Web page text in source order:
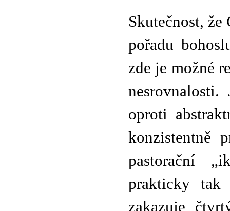
Skutečnost,
pořadu
zde je možné
oproti
konzistentně
pastorační
prakticky tak
zakazuje